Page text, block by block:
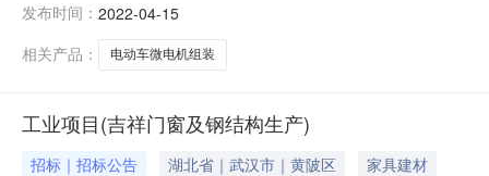
040872工程地点武汉市江夏区庙山村阳光大道7#资金性
发布时间： 2022-04-15
相关产品：
电动车微电机组装
工业项目(吉祥门窗及钢结构生产)
招标｜招标公告 湖北省｜武汉市｜黄陂区
家具建材